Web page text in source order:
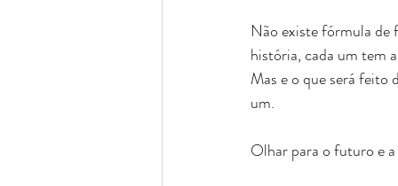
Não existe fórmula de
história, cada um tem
Mas e o que será feito
um.
Olhar para o futuro e